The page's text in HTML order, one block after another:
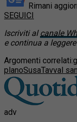
Rimani
SEGUICI
Iscriviti alcanale
e continua a leggere
Argomenti correlati:
planoSusaTavval
adv